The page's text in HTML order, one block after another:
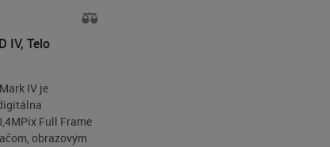
IV, Telo
IV je
Full Frame
obrazovým